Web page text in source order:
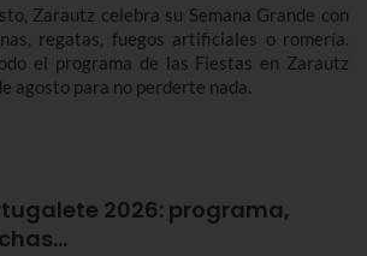
Zarautz celebra su Semana Grande con
regatas, fuegos artificiales o romería.
el programa de las Fiestas en Zarautz
agosto para no perderte nada.
2026: programa,